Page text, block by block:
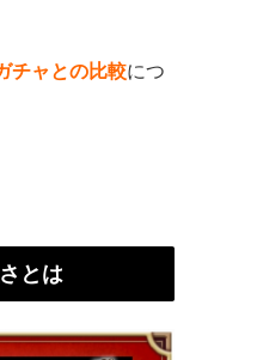
チャとの比較につ
とは